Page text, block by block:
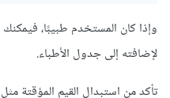
لإضافته إلى جدول الأطباء.